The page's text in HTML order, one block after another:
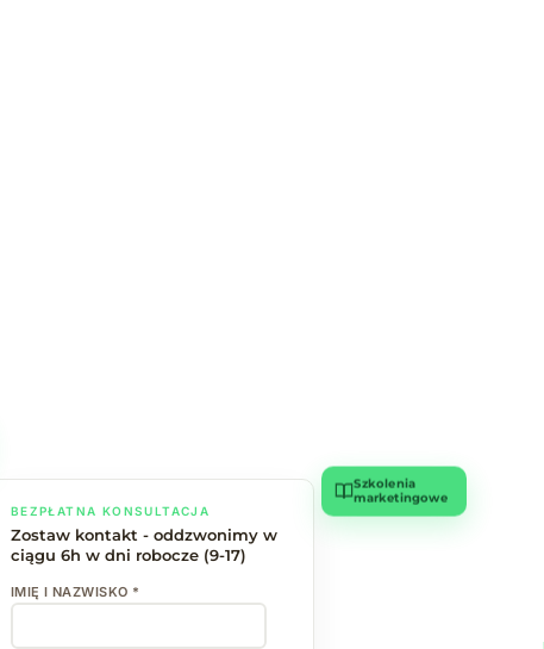
BEZPŁATNA KONSULTACJA
Zostaw kontakt - oddzwonimy w
ciągu 6h w dni robocze (9-17)
IMIĘ I NAZWISKO *
Szkolenia
marketingowe